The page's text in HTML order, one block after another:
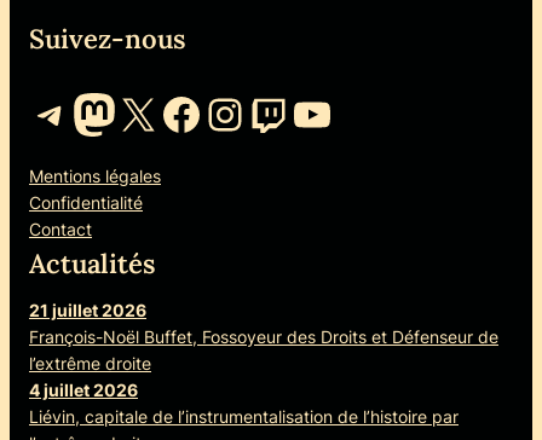
Suivez-nous
Telegram
Mastodon
X Facebook
Instagram
Twitch
YouTube
Mentions légales
Confidentialité
Contact
Actualités
21 juillet 2026
François-Noël Buffet, Fossoyeur des Droits et Défenseur de
l’extrême droite
4 juillet 2026
Liévin, capitale de l’instrumentalisation de l’histoire par